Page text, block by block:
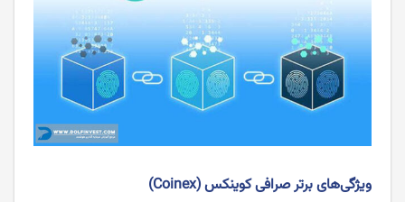
ویژگی‌های برتر صرافی کوینکس (Coinex)